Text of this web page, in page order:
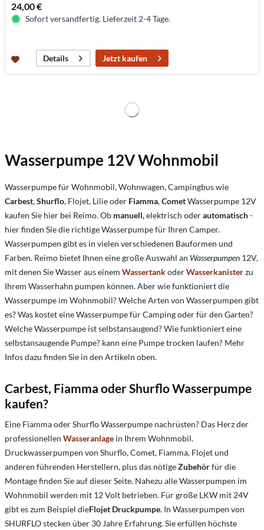
24,00 €
Sofort versandfertig. Lieferzeit 2-4 Tage.
Details Jetzt kaufen
Wasserpumpe 12V Wohnmobil
Wasserpumpe für Wohnmobil, Wohnwagen, Campingbus wie
Carbest,Shurflo, Flojet, Lilie oder Fiamma,CometWasserpumpe 12V
kaufen Sie hier bei Reimo. Ob manuell,elektrisch oderautomatisch-
hier finden Sie die richtige Wasserpumpe für Ihren Camper.
Wasserpumpen gibt es in vielen verschiedenen Bauformen und
Farben. Reimo bietet Ihnen eine große Auswahl an Wasserpumpen 12V,
mit denen Sie Wasser aus einem WassertankoderWasserkanisterzu
Ihrem Wasserhahn pumpen können. Aber wie funktioniert die
Wasserpumpe im Wohnmobil? Welche Arten von Wasserpumpen gibt
es? Was kostet eine Wasserpumpe für Camping oder für den Garten?
Welche Wasserpumpe ist selbstansaugend?Wie funktioniert eine
selbstansaugende Pumpe? kann eine Pumpe trocken laufen? Mehr
Infos dazu finden Sie in den Artikeln oben.
Carbest, Fiamma oder Shurflo Wasserpumpe
kaufen?
Eine Fiamma oder Shurflo Wasserpumpe nachrüsten? Das Herz der
professionellen Wasseranlage in Ihrem Wohnmobil.
Druckwasserpumpen von Shurflo, Comet, Fiamma, Flojet und
anderen führenden Herstellern, plus das nötigeZubehörfür die
Montage finden Sie auf dieser Seite. Nahezu alle Wasserpumpen im
Wohnmobil werden mit 12 Volt betrieben. Für große LKW mit 24V
gibt es zum Beispiel dieFlojet Druckpumpe. In Wasserpumpen von
SHURFLO stecken über 30 Jahre Erfahrung. Sie erfüllen höchste